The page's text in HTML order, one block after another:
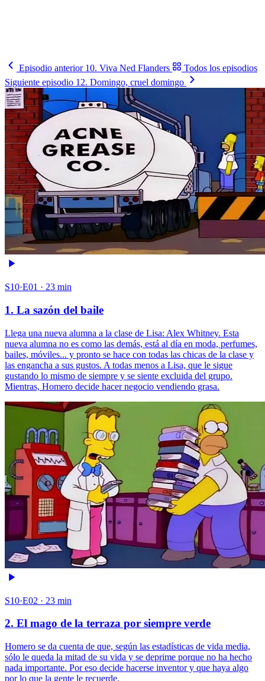
Episodio anterior 10. Viva Ned Flanders
Todos los episodios
Siguiente episodio 12. Domingo, cruel domingo
S10·E01 · 23 min
1. La sazón del baile
Llega una nueva alumna a la clase de Lisa: Alex Whitney. Esta
nueva alumna no es como las demás, está al día en moda, perfumes,
bailes, móviles... y pronto se hace con todas las chicas de la clase y
las engancha a sus gustos. A todas menos a Lisa, que le sigue
gustando lo mismo de siempre y se siente excluida del grupo.
Mientras, Homero decide hacer negocio vendiendo grasa.
S10·E02 · 23 min
2. El mago de la terraza por siempre verde
Homero se da cuenta de que, según las estadísticas de vida media,
sólo le queda la mitad de su vida y se deprime porque no ha hecho
nada importante. Por eso decide hacerse inventor y que haya algo
por lo que la gente le recuerde.